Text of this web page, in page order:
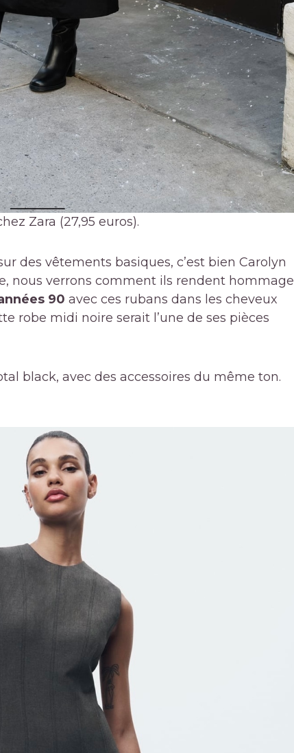
Zara (27,95 euros).
des vêtements basiques, c’est bien Carolyn
nous verrons comment ils rendent hommage
90 avec ces rubans dans les cheveux
robe midi noire serait l’une de ses pièces
black, avec des accessoires du même ton.